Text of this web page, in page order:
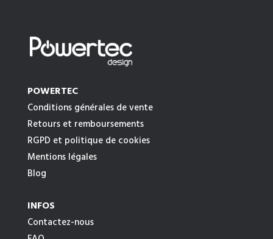
POWERTEC
Conditions générales de vente
Retours et remboursements
RGPD et politique de cookies
Mentions légales
Blog
INFOS
Contactez-nous